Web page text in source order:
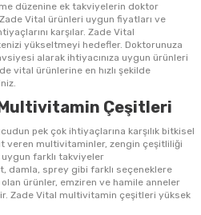
düzenine ek takviyelerin doktor
Zade Vital ürünleri uygun fiyatları ve
karşılar. Zade Vital
yükseltmeyi hedefler. Doktorunuza
alarak ihtiyacınıza uygun ürünleri
vital ürünlerine en hızlı şekilde
Çeşitleri
pek çok ihtiyaçlarına karşılık bitkisel
veren multivitaminler, zengin çeşitliliği
farklı takviyeler
damla, sprey gibi farklı seçeneklere
ürünler, emziren ve hamile anneler
Zade Vital multivitamin çeşitleri yüksek